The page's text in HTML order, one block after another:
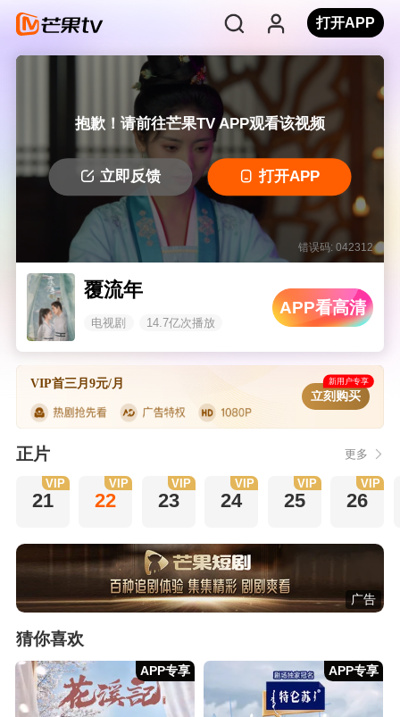
打开APP
抱歉！请前往芒果TV APP观看该视频
立即反馈 打开APP
错误码: 042312
覆流年
电视剧 14.7亿次播放
APP看高清
VIP首三月9元/月 新用户专享
立刻购买
正片 更多
21
VIP
22
VIP
23
VIP
24
VIP
25
VIP
26
VIP
广告
猜你喜欢
APP专享 APP专享